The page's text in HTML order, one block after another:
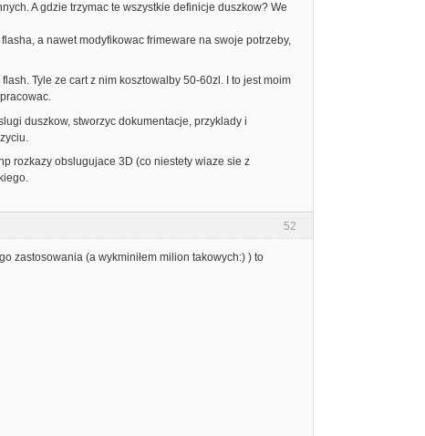
A gdzie trzymac te wszystkie definicje duszkow? We
a nawet modyfikowac frimeware na swoje potrzeby,
Tyle ze cart z nim kosztowalby 50-60zl. I to jest moim
duszkow, stworzyc dokumentacje, przyklady i
rozkazy obslugujace 3D (co niestety wiaze sie z
52
zastosowania (a wykminiłem milion takowych:) ) to